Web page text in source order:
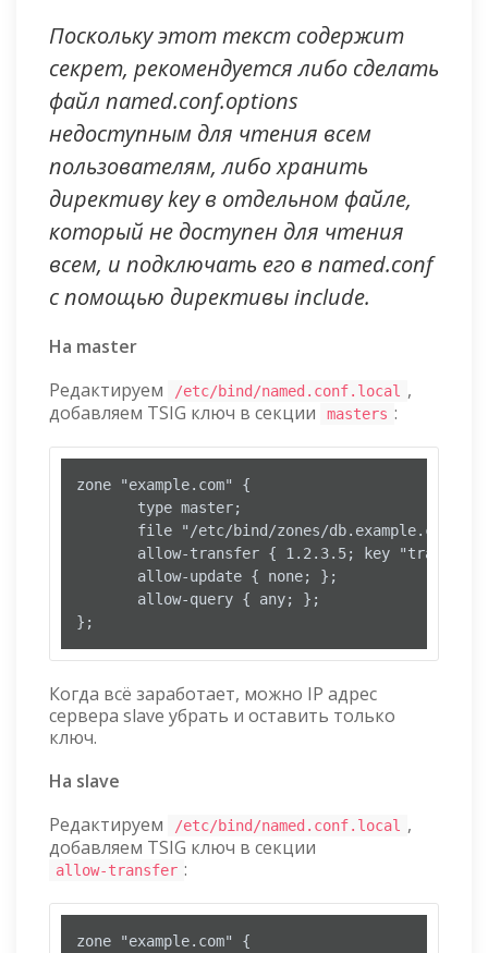
Поскольку этот текст содержит
секрет, рекомендуется либо сделать
файл named.conf.options
недоступным для чтения всем
пользователям, либо хранить
директиву key в отдельном файле,
который не доступен для чтения
всем, и подключать его в named.conf
с помощью директивы include.
На master
Редактируем
/etc/bind/named.conf.local
,
добавляем TSIG ключ в секции
masters :
zone "example.com" {
       type master;
       file "/etc/bind/zones/db.example.com";
allow-transfer { 1.2.3.5; key
       allow-update { none; };
       allow-query { any; };
};
Когда всё заработает, можно IP адрес
сервера slave убрать и оставить только
ключ.
На slave
Редактируем
/etc/bind/named.conf.local
,
добавляем TSIG ключ в секции
allow-transfer :
zone "example.com" {